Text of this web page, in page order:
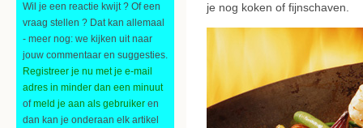
Wil je een reactie kwijt ? Of een
vraag stellen ? Dat kan allemaal
- meer nog: we kijken uit naar
jouw commentaar en suggesties.
Registreer je nu met je e-mail
adres in minder dan een minuut
ofmeld je aan als gebruiker en
dan kan je onderaan elk artikel
je nog koken of fijnschaven.